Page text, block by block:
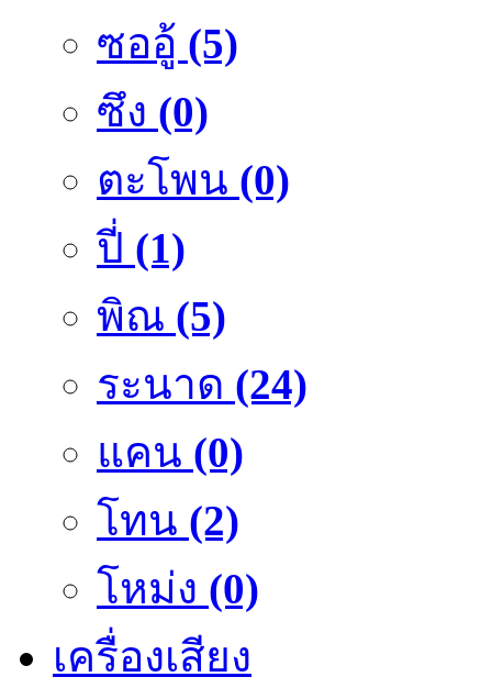
ซออู้ (5)
ซึง (0)
ตะโพน (0)
ปี่ (1)
พิณ (5)
ระนาด (24)
แคน (0)
โทน (2)
โหม่ง (0)
เครื่องเสียง